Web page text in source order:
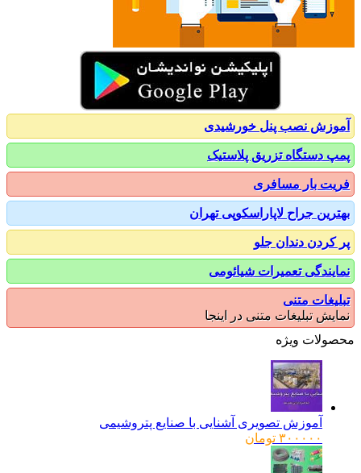
نصب پنل خورشیدی
دستگاه تزریق پلاستیک
بار مسافری
جراح لاپاراسکوپی تهران
دندان جلو
تعمیرات شیائومی
متنی
تبلیغات متنی در اینجا
ویژه
آموزش تصویری آشنایی با صنایع پتروشیمی
۳۰۰۰۰۰ تومان